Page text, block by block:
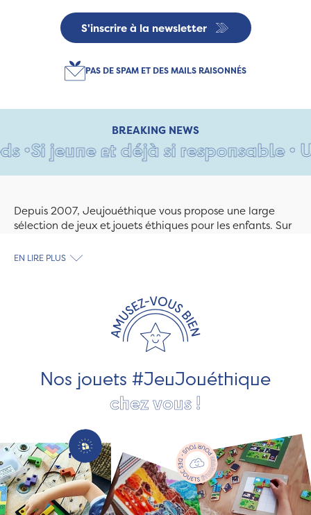
S'inscrire à la newsletter
PAS DE SPAM ET DES MAILS RAISONNÉS
BREAKING NEWS
Si jeune et déjà si responsable •
Depuis 2007, Jeujouéthique vous propose une large
sélection de jeux et jouets éthiques pour les enfants. Sur
découvrez le plus grand choix de jouets en bois
les jeux et jouets en bois de qualité et engagés dans le
développement durable. Ils nous fabriquent des jouets
pour les jeunes enfants, des jeux d'éveil, des jeux de
société, des jouets d'imitation, des jeux de plein air, ... et
EN LIRE PLUS
Nos jouets #JeuJouéthique
chez vous !